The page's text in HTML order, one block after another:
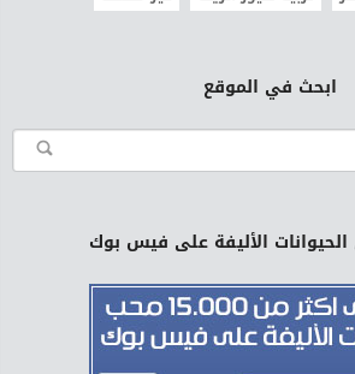
ابحث في الموقع
الأليفة على فيس بوك